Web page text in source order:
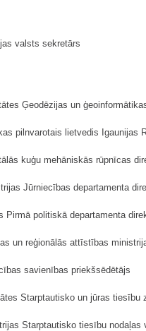
valsts sekretārs
Ģeodēzijas un
pilnvarotais lietvedis Igaunijas
kuģu mehāniskās rūpnīcas
Jūrniecības departamenta
politiskā departamenta
un reģionālās attīstības
savienības priekšsēdētājs
Starptautisko un jūras tiesību
Starptautisko tiesību nodaļas